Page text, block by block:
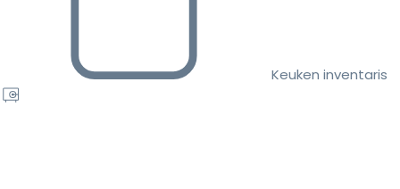
Keuken inventaris